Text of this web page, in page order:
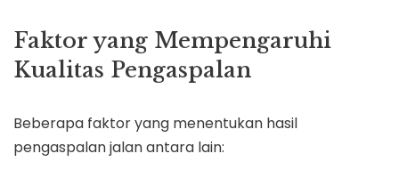
Faktor yang Mempengaruhi
Kualitas Pengaspalan
Beberapa faktor yang menentukan hasil
pengaspalan jalan antara lain: